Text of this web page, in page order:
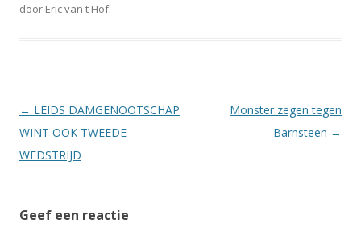
door Eric van t Hof.
Berichtnavigatie
← LEIDS DAMGENOOTSCHAP
WINT OOK TWEEDE
WEDSTRIJD
Monster zegen tegen
Barnsteen →
Geef een reactie